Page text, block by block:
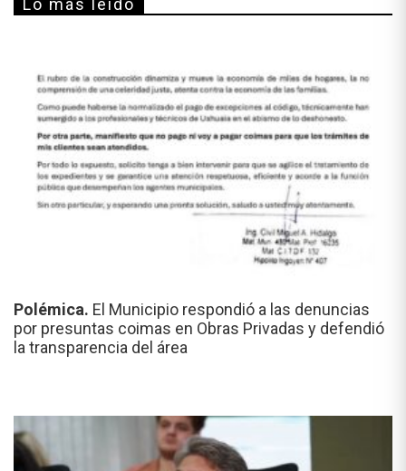
Polémica. El Municipio respondió a las denuncias
por presuntas coimas en Obras Privadas y defendió
la transparencia del área